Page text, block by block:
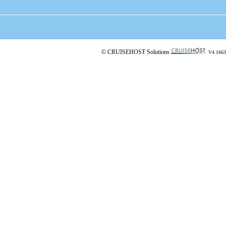
© CRUISEHOST Solutions V4.1663